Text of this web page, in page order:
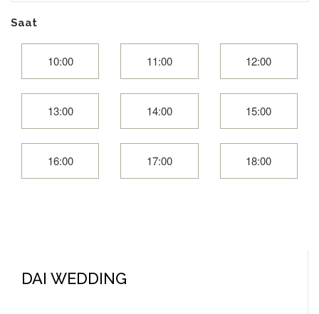
Saat
10:00 11:00 12:00
13:00 14:00 15:00
16:00 17:00 18:00
DAI WEDDING